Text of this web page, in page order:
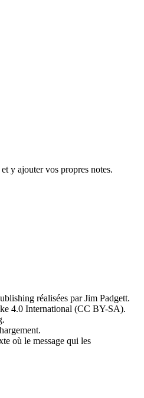
y ajouter vos propres notes.
réalisées par Jim Padgett.
4.0 International (CC BY-SA).
où le message qui les